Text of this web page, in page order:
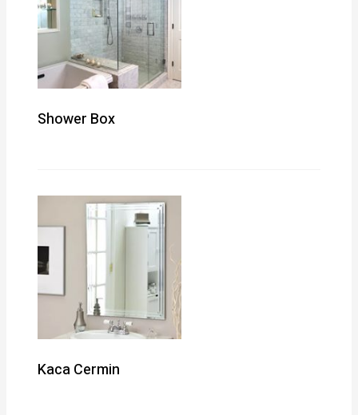
Shower Box
Kaca Cermin